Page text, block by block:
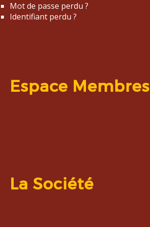
Mot de passe perdu ?
Identifiant perdu ?
Espace Membres
La Société